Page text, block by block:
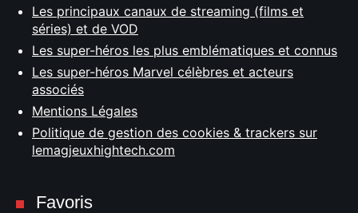
Les principaux canaux de streaming (films et
séries) et de VOD
Les super-héros les plus emblématiques et connus
Les super-héros Marvel célèbres et acteurs
associés
Mentions Légales
Politique de gestion des cookies & trackers sur
lemagjeuxhightech.com
Favoris